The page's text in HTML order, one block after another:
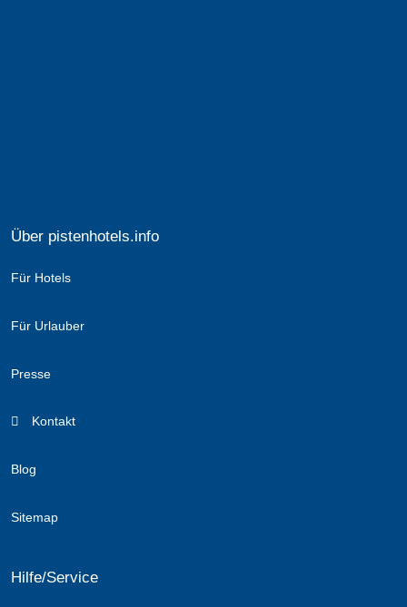
Über pistenhotels.info
Für Hotels
Für Urlauber
Presse
Kontakt
Blog
Sitemap
Hilfe/Service